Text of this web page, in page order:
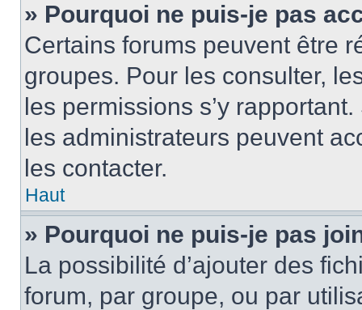
» Pourquoi ne puis-je pas
Certains forums peuvent être
groupes. Pour les consulter,
les permissions s’y
les administrateurs peuvent
les contacter.
Haut
» Pourquoi ne puis-je pas
La possibilité d’ajouter des
forum, par groupe, ou par